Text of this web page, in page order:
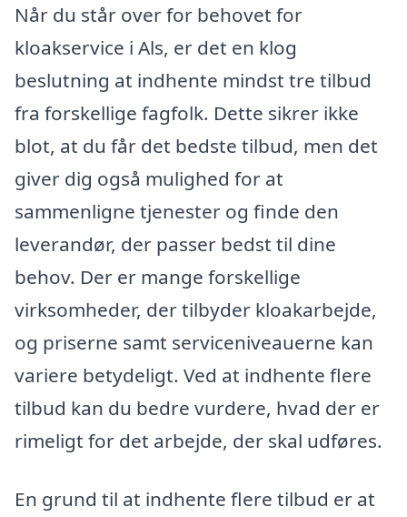
Når du står over for behovet for
kloakservice i Als, er det en klog
beslutning at indhente mindst tre tilbud
fra forskellige fagfolk. Dette sikrer ikke
blot, at du får det bedste tilbud, men det
giver dig også mulighed for at
sammenligne tjenester og finde den
leverandør, der passer bedst til dine
behov. Der er mange forskellige
virksomheder, der tilbyder kloakarbejde,
og priserne samt serviceniveauerne kan
variere betydeligt. Ved at indhente flere
tilbud kan du bedre vurdere, hvad der er
rimeligt for det arbejde, der skal udføres.
En grund til at indhente flere tilbud er at